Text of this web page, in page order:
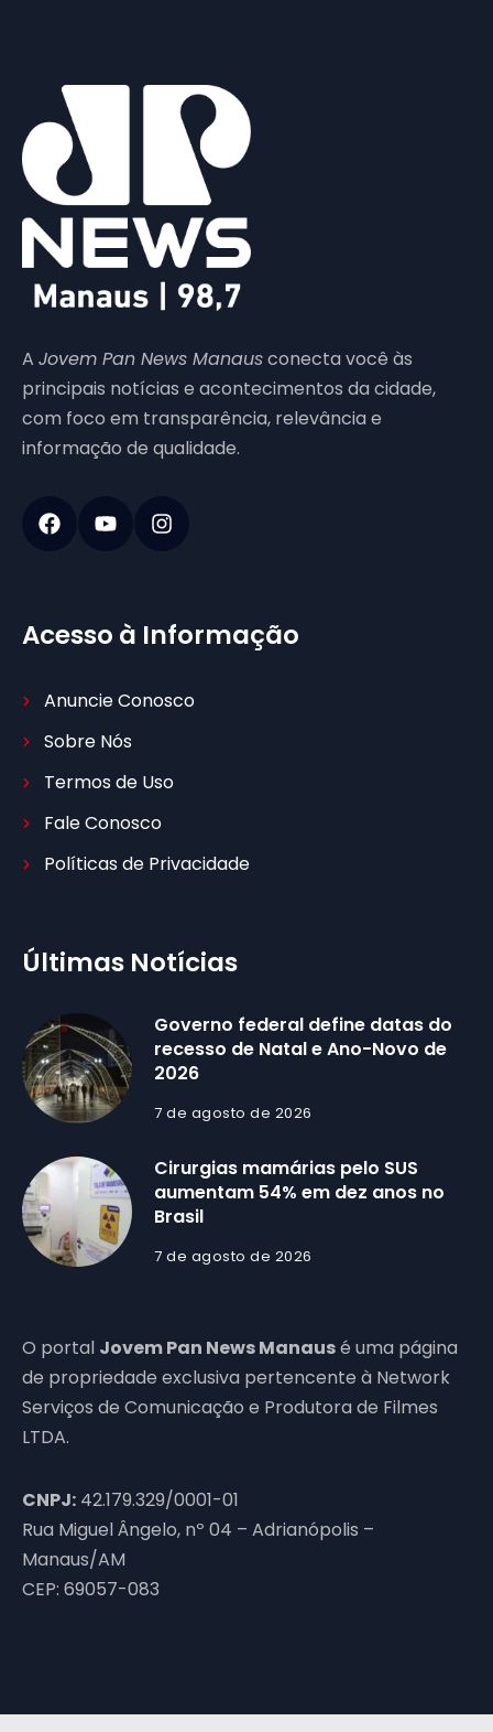
A Jovem Pan News Manausconecta você às
principais notícias e acontecimentos da cidade,
com foco em transparência, relevância e
informação de qualidade.
Acesso à Informação
Anuncie Conosco
Sobre Nós
Termos de Uso
Fale Conosco
Políticas de Privacidade
Últimas Notícias
Governo federal define datas do
recesso de Natal e Ano-Novo de
2026
7 de agosto de 2026
Cirurgias mamárias pelo SUS
aumentam 54% em dez anos no
Brasil
7 de agosto de 2026
O portal Jovem Pan News Manausé uma página
de propriedade exclusiva pertencente à Network
Serviços de Comunicação e Produtora de Filmes
LTDA.
CNPJ: 42.179.329/0001-01
Rua Miguel Ângelo, nº 04 – Adrianópolis –
Manaus/AM
CEP: 69057-083